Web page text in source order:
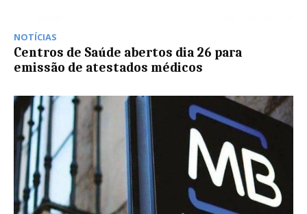
NOTÍCIAS
Centros de Saúde abertos dia 26 para
emissão de atestados médicos